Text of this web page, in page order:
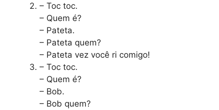
– Toc toc.
– Quem é?
– Pateta.
– Pateta quem?
– Pateta vez você ri comigo!
– Toc toc.
– Quem é?
– Bob.
– Bob quem?